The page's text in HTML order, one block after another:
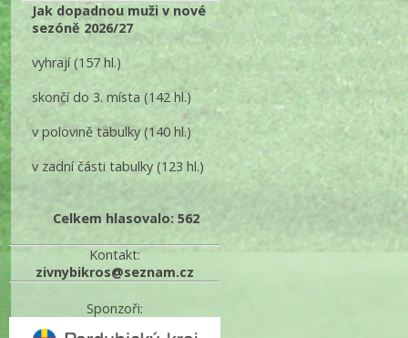
Jak dopadnou muži v nové
sezóně 2026/27
vyhrají(157 hl.)
skončí do 3. místa (142 hl.)
v polovině tabulky(140 hl.)
v zadní části tabulky (123 hl.)
Celkem hlasovalo: 562
Kontakt:
zivnybikros@seznam.cz
Sponzoři: